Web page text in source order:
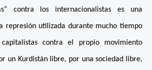
contra los internacionalistas es una
represión utilizada durante mucho tiempo
contra el propio movimiento
un Kurdistán libre, por una sociedad libre,